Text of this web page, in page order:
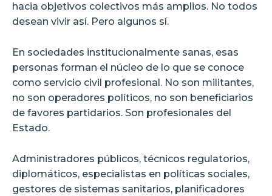
hacia objetivos colectivos más amplios. No todos
desean vivir así. Pero algunos sí.
En sociedades institucionalmente sanas, esas
personas forman el núcleo de lo que se conoce
como servicio civil profesional. No son militantes,
no son operadores políticos, no son beneficiarios
de favores partidarios. Son profesionales del
Estado.
Administradores públicos, técnicos regulatorios,
diplomáticos, especialistas en políticas sociales,
gestores de sistemas sanitarios, planificadores